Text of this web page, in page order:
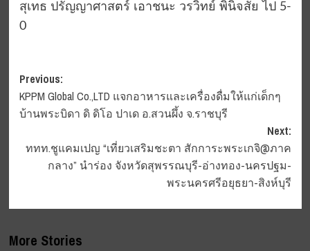
สุเทธ ปรัญญาศาสตร์ เอาชนะ วรวิทย์ พินิจสัย ไป 5-
0
Post
navigation
Previous:
KPPM Global Co.,LTD แจกอาหารและเครื่องดื่มให้แก่เด็กๆ
บ้านพระบิดา ดิ ดิโอ ปาเด อ.สวนผึ้ง จ.ราชบุรี
Next:
ททท.ชูแคมเปญ “เที่ยวเสริมชะตา สักการะพระเกจิ@ภาค
กลาง” นำร่อง จังหวัดสุพรรณบุรี-อ่างทอง-นครปฐม-
พระนครศรีอยุธยา-สิงห์บุรี
More Stories